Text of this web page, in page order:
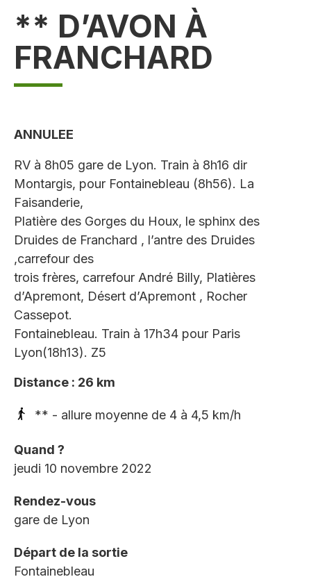
** D’AVON À
FRANCHARD
ANNULEE
RV à 8h05 gare de Lyon. Train à 8h16 dir
Montargis, pour Fontainebleau (8h56). La
Faisanderie,
Platière des Gorges du Houx, le sphinx des
Druides de Franchard , l’antre des Druides
,carrefour des
trois frères, carrefour André Billy, Platières
d’Apremont, Désert d’Apremont , Rocher
Cassepot.
Fontainebleau. Train à 17h34 pour Paris
Lyon(18h13). Z5
Distance : 26 km
** - allure moyenne de 4 à 4,5 km/h
Quand ?
jeudi 10 novembre 2022
Rendez-vous
gare de Lyon
Départ de la sortie
Fontainebleau